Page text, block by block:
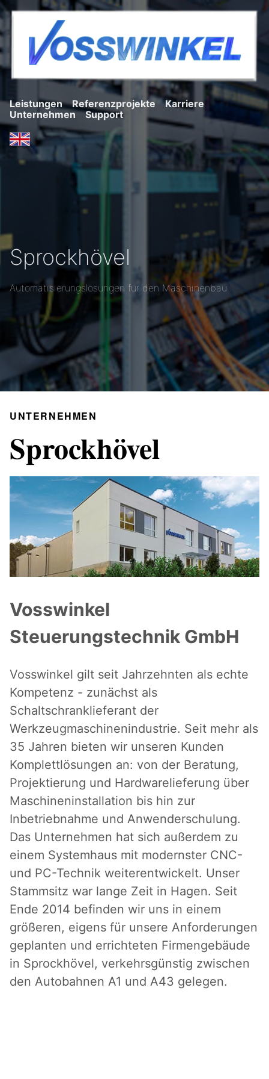
Leistungen Referenzprojekte
Karriere
Unternehmen
Support
Sprockhövel
Automatisierungslösungen für den Maschinenbau
UNTERNEHMEN
Sprockhövel
Vosswinkel
Steuerungstechnik GmbH
Vosswinkel gilt seit Jahrzehnten als echte
Kompetenz - zunächst als
Schaltschranklieferant der
Werkzeugmaschinenindustrie. Seit mehr als
35 Jahren bieten wir unseren Kunden
Komplettlösungen an: von der Beratung,
Projektierung und Hardwarelieferung über
Maschineninstallation bis hin zur
Inbetriebnahme und Anwenderschulung.
Das Unternehmen hat sich außerdem zu
einem Systemhaus mit modernster CNC-
und PC-Technik weiterentwickelt. Unser
Stammsitz war lange Zeit in Hagen. Seit
Ende 2014 befinden wir uns in einem
größeren, eigens für unsere Anforderungen
geplanten und errichteten Firmengebäude
in Sprockhövel, verkehrsgünstig zwischen
den Autobahnen A1 und A43 gelegen.